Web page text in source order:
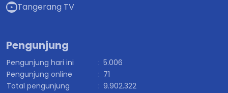
Tangerang TV
Pengunjung
Pengunjung hari ini : 5.006
Pengunjung online
: 71
Total pengunjung
: 9.902.322